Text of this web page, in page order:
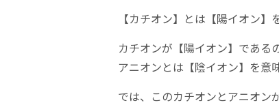
【カチオン】とは【陽イオン
カチオンが【陽イオン】である
アニオンとは【陰イオン】を意
では、このカチオンとアニオン